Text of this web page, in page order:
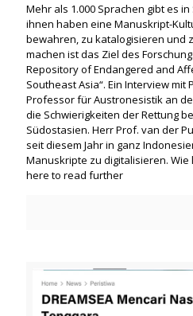
Mehr als 1.000 Sprachen gibt es
ihnen haben eine Manuskript-
bewahren, zu katalogisieren und
machen ist das Ziel des
Repository of Endangered and
Southeast Asia“. Ein Interview mit
Professor für Austronesistik an
die Schwierigkeiten der Rettung
Südostasien. Herr Prof. van der
seit diesem Jahr in ganz
Manuskripte zu digitalisieren. Wie
here to read further